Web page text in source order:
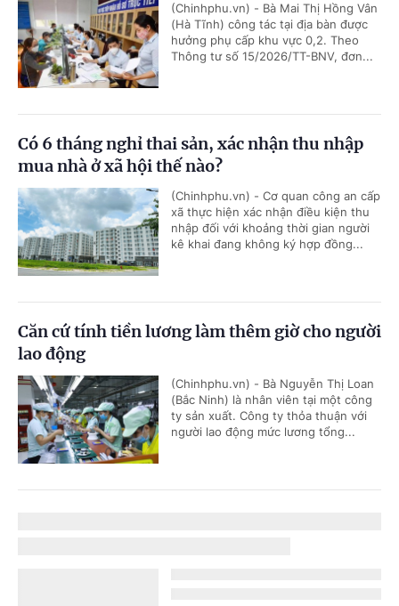
(Chinhphu.vn) - Bà Mai Thị Hồng Vân
(Hà Tĩnh) công tác tại địa bàn được
hưởng phụ cấp khu vực 0,2. Theo
Thông tư số 15/2026/TT-BNV, đơn...
Có 6 tháng nghỉ thai sản, xác nhận thu nhập
mua nhà ở xã hội thế nào?
(Chinhphu.vn) - Cơ quan công an cấp
xã thực hiện xác nhận điều kiện thu
nhập đối với khoảng thời gian người
kê khai đang không ký hợp đồng...
Căn cứ tính tiền lương làm thêm giờ cho người
lao động
(Chinhphu.vn) - Bà Nguyễn Thị Loan
(Bắc Ninh) là nhân viên tại một công
ty sản xuất. Công ty thỏa thuận với
người lao động mức lương tổng...